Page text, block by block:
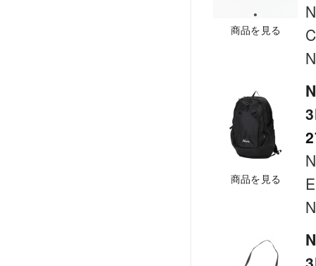
商品を見る
商品を見る